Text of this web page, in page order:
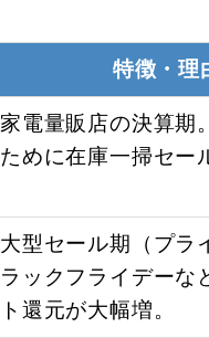
特徴・理
家電量販店の決算期
ために在庫一掃セー
大型セール期（プラ
ラックフライデーな
ト還元が大幅増。